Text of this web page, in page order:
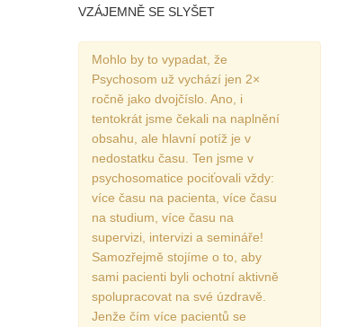
VZÁJEMNĚ SE SLYŠET
Mohlo by to vypadat, že
Psychosom už vychází jen 2×
ročně jako dvojčíslo. Ano, i
tentokrát jsme čekali na naplnění
obsahu, ale hlavní potíž je v
nedostatku času. Ten jsme v
psychosomatice pociťovali vždy:
více času na pacienta, více času
na studium, více času na
supervizi, intervizi a semináře!
Samozřejmě stojíme o to, aby
sami pacienti byli ochotní aktivně
spolupracovat na své úzdravě.
Jenže čím více pacientů se